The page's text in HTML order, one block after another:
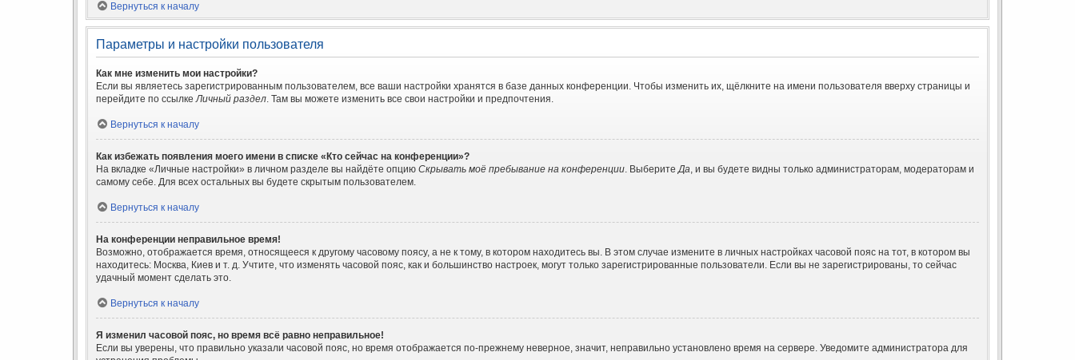
Вернуться к началу
Параметры и настройки пользователя
Как мне изменить мои настройки?
Если вы являетесь зарегистрированным пользователем, все ваши настройки хранятся в базе данных конференции. Чтобы изменить их, щёлкните на имени пользователя вверху страницы и
перейдите по ссылкеЛичный раздел. Там вы можете изменить все свои настройки и предпочтения.
Вернуться к началу
Как избежать появления моего имени в списке «Кто сейчас на конференции»?
На вкладке «Личные настройки» в личном разделе вы найдёте опцию Скрывать моё пребывание на конференции. ВыберитеДа, и вы будете видны только администраторам, модераторам и
самому себе. Для всех остальных вы будете скрытым пользователем.
Вернуться к началу
На конференции неправильное время!
Возможно, отображается время, относящееся к другому часовому поясу, а не к тому, в котором находитесь вы. В этом случае измените в личных настройках часовой пояс на тот, в котором вы
находитесь: Москва, Киев и т. д. Учтите, что изменять часовой пояс, как и большинство настроек, могут только зарегистрированные пользователи. Если вы не зарегистрированы, то сейчас
удачный момент сделать это.
Вернуться к началу
Я изменил часовой пояс, но время всё равно неправильное!
Если вы уверены, что правильно указали часовой пояс, но время отображается по-прежнему неверное, значит, неправильно установлено время на сервере. Уведомите администратора для